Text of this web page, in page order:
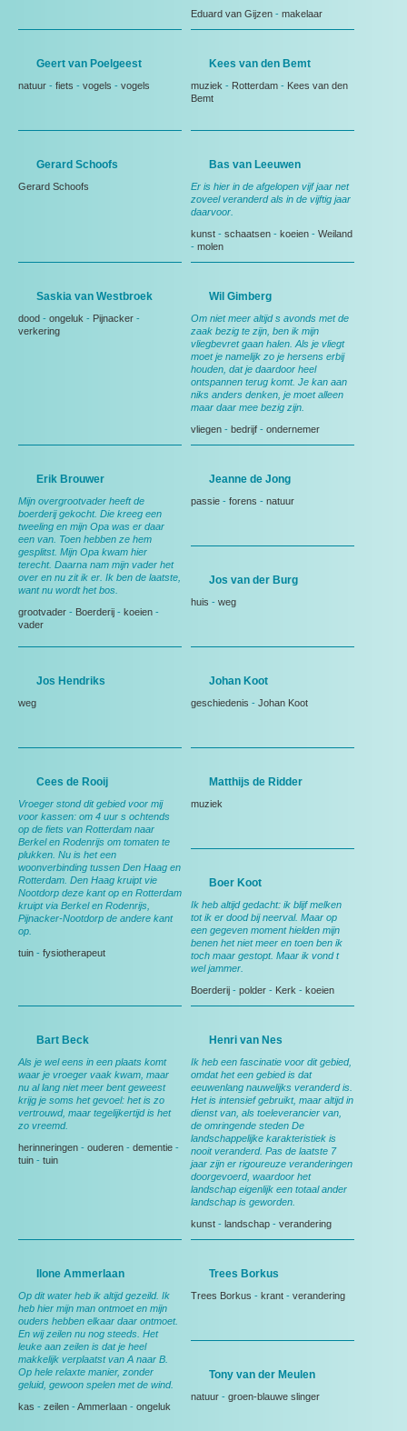
Eduard van Gijzen - makelaar
Geert van Poelgeest
natuur - fiets - vogels - vogels
Kees van den Bemt
muziek - Rotterdam - Kees van den
Bemt
Gerard Schoofs
Gerard Schoofs
Bas van Leeuwen
Er is hier in de afgelopen vijf jaar net
zoveel veranderd als in de vijftig jaar
daarvoor.
kunst - schaatsen - koeien - Weiland
- molen
Saskia van Westbroek
dood - ongeluk - Pijnacker -
verkering
Wil Gimberg
Om niet meer altijd s avonds met de
zaak bezig te zijn, ben ik mijn
vliegbevret gaan halen. Als je vliegt
moet je namelijk zo je hersens erbij
houden, dat je daardoor heel
ontspannen terug komt. Je kan aan
niks anders denken, je moet alleen
maar daar mee bezig zijn.
vliegen - bedrijf - ondernemer
Erik Brouwer
Mijn overgrootvader heeft de
boerderij gekocht. Die kreeg een
tweeling en mijn Opa was er daar
een van. Toen hebben ze hem
gesplitst. Mijn Opa kwam hier
terecht. Daarna nam mijn vader het
over en nu zit ik er. Ik ben de laatste,
want nu wordt het bos.
grootvader - Boerderij - koeien -
vader
Jeanne de Jong
passie - forens - natuur
Jos van der Burg
huis - weg
Jos Hendriks
weg
Johan Koot
geschiedenis - Johan Koot
Cees de Rooij
Vroeger stond dit gebied voor mij
voor kassen: om 4 uur s ochtends
op de fiets van Rotterdam naar
Berkel en Rodenrijs om tomaten te
plukken. Nu is het een
woonverbinding tussen Den Haag en
Rotterdam. Den Haag kruipt vie
Nootdorp deze kant op en Rotterdam
kruipt via Berkel en Rodenrijs,
Pijnacker-Nootdorp de andere kant
op.
tuin - fysiotherapeut
Matthijs de Ridder
muziek
Boer Koot
Ik heb altijd gedacht: ik blijf melken
tot ik er dood bij neerval. Maar op
een gegeven moment hielden mijn
benen het niet meer en toen ben ik
toch maar gestopt. Maar ik vond t
wel jammer.
Boerderij - polder - Kerk - koeien
Bart Beck
Als je wel eens in een plaats komt
waar je vroeger vaak kwam, maar
nu al lang niet meer bent geweest
krijg je soms het gevoel: het is zo
vertrouwd, maar tegelijkertijd is het
zo vreemd.
herinneringen - ouderen - dementie -
tuin - tuin
Henri van Nes
Ik heb een fascinatie voor dit gebied,
omdat het een gebied is dat
eeuwenlang nauwelijks veranderd is.
Het is intensief gebruikt, maar altijd in
dienst van, als toeleverancier van,
de omringende steden De
landschappelijke karakteristiek is
nooit veranderd. Pas de laatste 7
jaar zijn er rigoureuze veranderingen
doorgevoerd, waardoor het
landschap eigenlijk een totaal ander
landschap is geworden.
kunst - landschap - verandering
Ilone Ammerlaan
Op dit water heb ik altijd gezeild. Ik
heb hier mijn man ontmoet en mijn
ouders hebben elkaar daar ontmoet.
En wij zeilen nu nog steeds. Het
leuke aan zeilen is dat je heel
makkelijk verplaatst van A naar B.
Op hele relaxte manier, zonder
geluid, gewoon spelen met de wind.
kas - zeilen - Ammerlaan - ongeluk
Trees Borkus
Trees Borkus - krant - verandering
Tony van der Meulen
natuur - groen-blauwe slinger